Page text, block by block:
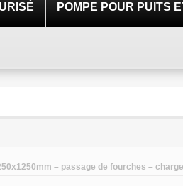
POMPE POUR PUITS
– passage de fourches – charge